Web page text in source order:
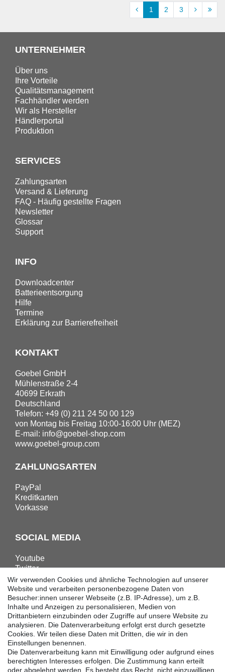
1 2 3
UNTERNEHMER
Über uns
Ihre Vorteile
Qualitätsmanagement
Fachhändler werden
Wir als Hersteller
Händlerportal
Produktion
SERVICES
Zahlungsarten
Versand & Lieferung
FAQ - Häufig gestellte Fragen
Newsletter
Glossar
Support
INFO
Downloadcenter
Batterieentsorgung
Hilfe
Termine
Erklärung zur Barrierefreiheit
KONTAKT
Goebel GmbH
Mühlenstraße 2-4
40699 Erkrath
Deutschland
Telefon: +49 (0) 211 24 50 00 129
von Montag bis Freitag 10:00-16:00 Uhr (MEZ)
E-mail: info@goebel-shop.com
www.goebel-group.com
ZAHLUNGSARTEN
PayPal
Kreditkarten
Vorkasse
SOCIAL MEDIA
Youtube
Twitter
Linkedin
Facebook
Instagram
DOWNLOADS
Kataloge
Technik
Zertifikate
Wir verwenden Cookies und ähnliche Technologien auf unserer
Website und verarbeiten personenbezogene Daten von
Besucher:innen unserer Webseite (z.B. IP-Adresse), um z.B.
Inhalte und Anzeigen zu personalisieren, Medien von
Drittanbietern einzubinden oder Zugriffe auf unsere Website zu
analysieren. Die Datenverarbeitung erfolgt erst durch gesetzte
Cookies. Wir teilen diese Daten mit Dritten, die wir in den
Einstellungen benennen.
Die Datenverarbeitung kann mit Einwilligung oder aufgrund eines
berechtigten Interesses erfolgen. Die Zustimmung kann erteilt
oder abgelehnt werden. Es besteht das Recht, nicht einzuwilligen